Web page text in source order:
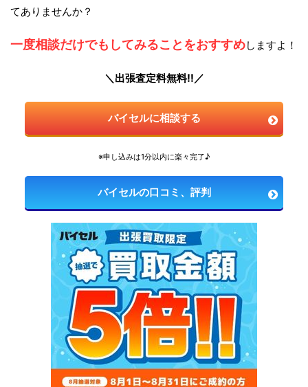
てありませんか？
一度相談だけでもしてみることをおすすめしますよ！
＼出張査定料無料!!／
バイセルに相談する
※申し込みは1分以内に楽々完了♪
バイセルの口コミ、評判